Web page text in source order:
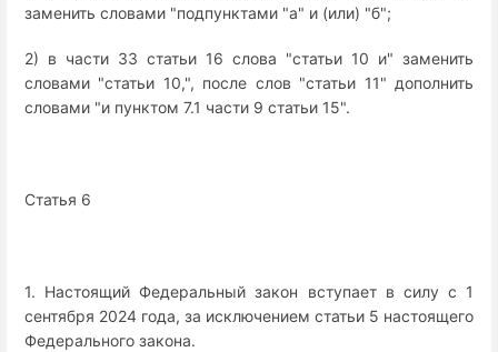
заменить словами "подпунктами "а" и (или) "б";
2) в части 33 статьи 16 слова "статьи 10 и" заменить
словами "статьи 10,", после слов "статьи 11" дополнить
словами "и пунктом 7.1 части 9 статьи 15".
Статья 6
1. Настоящий Федеральный закон вступает в силу с 1
сентября 2024 года, за исключением статьи 5 настоящего
Федерального закона.